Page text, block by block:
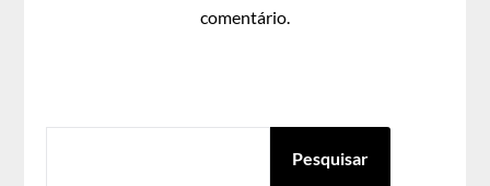
comentário.
Pesquisar